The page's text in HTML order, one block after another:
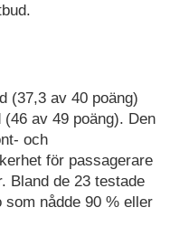
(37,3 av 40 poäng)
av 49 poäng). Den
och
för passagerare
Bland de 23 testade
som nådde 90 % eller